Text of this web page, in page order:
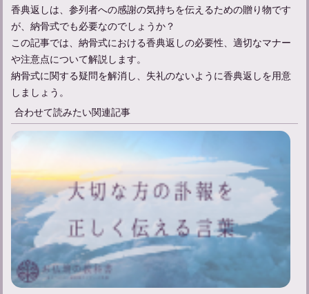
香典返しは、参列者への感謝の気持ちを伝えるための贈り物です
が、納骨式でも必要なのでしょうか？
この記事では、納骨式における香典返しの必要性、適切なマナー
や注意点について解説します。
納骨式に関する疑問を解消し、失礼のないように香典返しを用意
しましょう。
合わせて読みたい関連記事